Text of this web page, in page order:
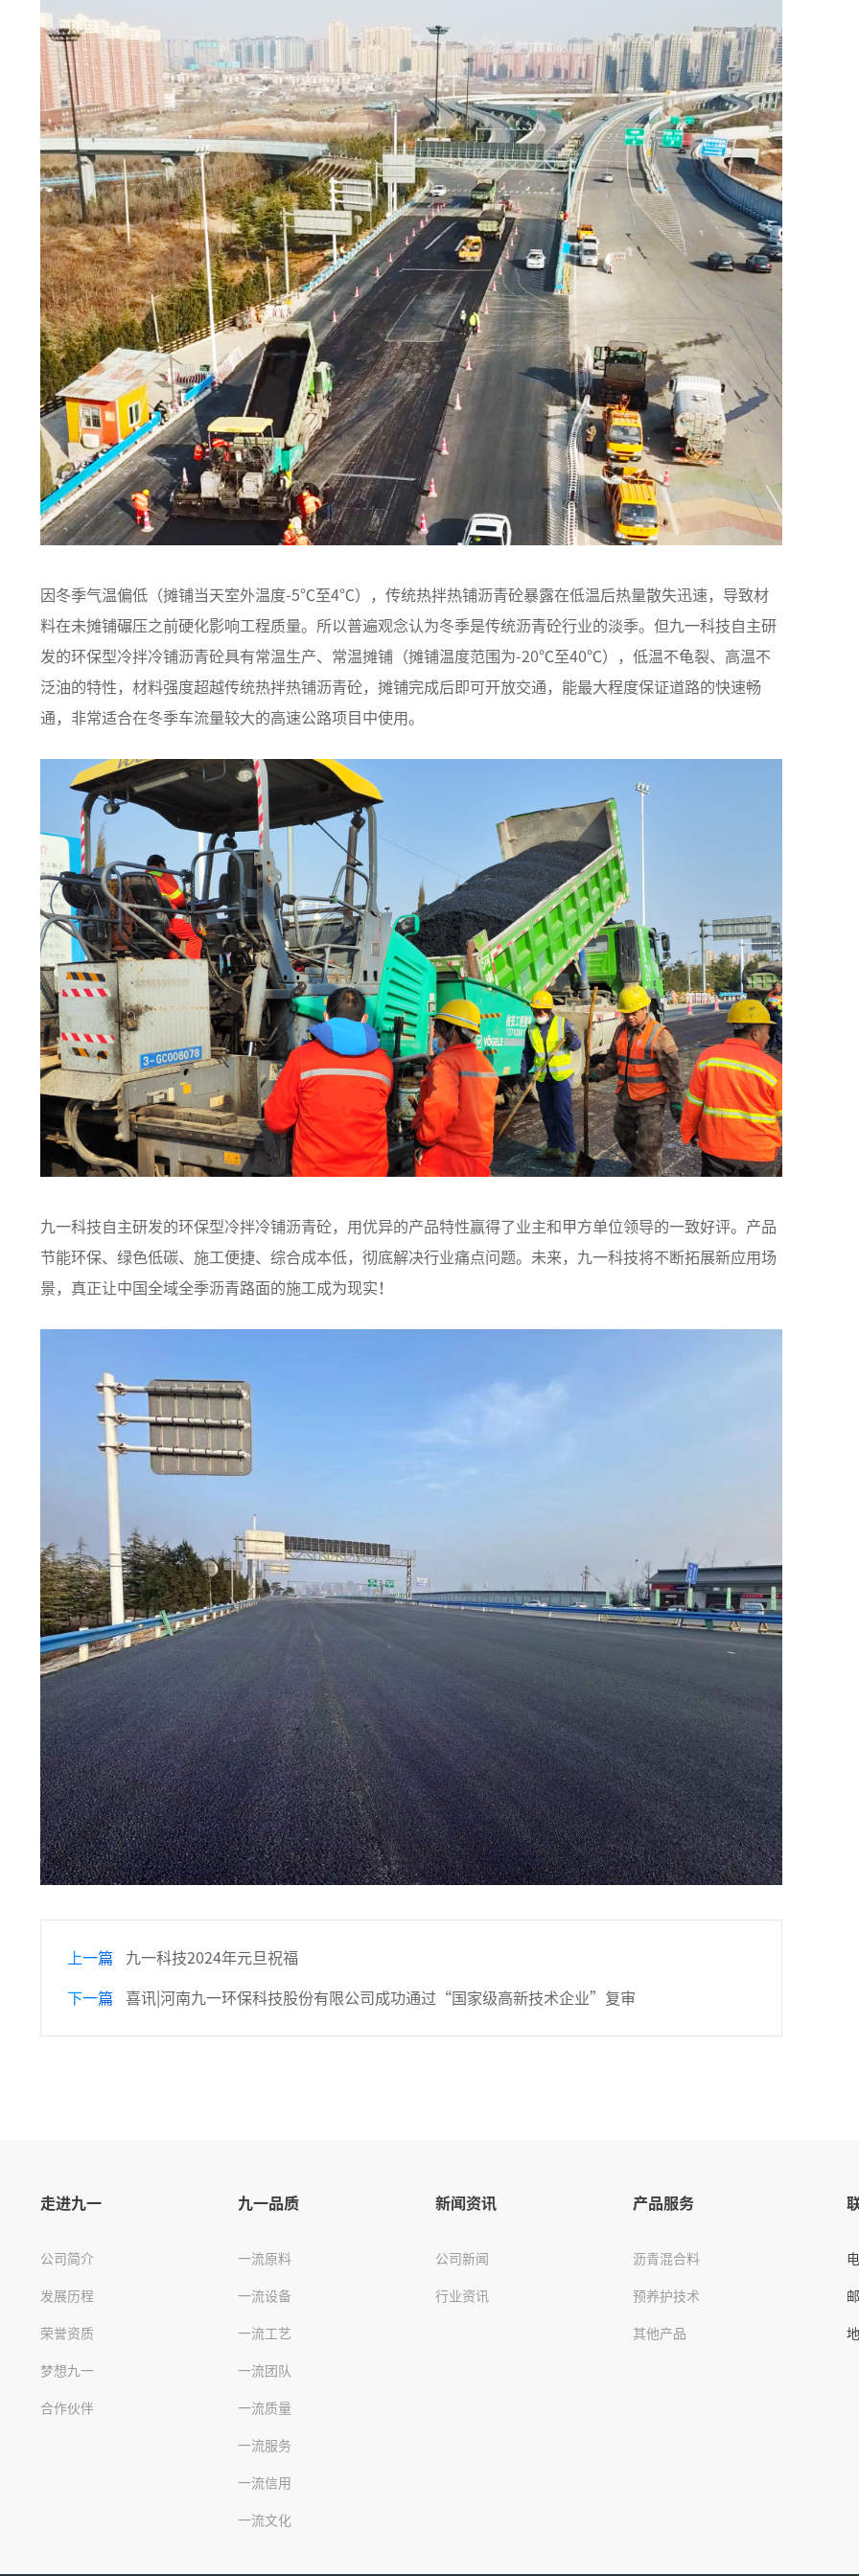
因冬季气温偏低（摊铺当天室外温度-5℃至4℃），传统热拌热铺沥青砼暴露在低温后热量散失迅速，导致材
料在未摊铺碾压之前硬化影响工程质量。所以普遍观念认为冬季是传统沥青砼行业的淡季。但九一科技自主研
发的环保型冷拌冷铺沥青砼具有常温生产、常温摊铺（摊铺温度范围为-20℃至40℃），低温不龟裂、高温不
泛油的特性，材料强度超越传统热拌热铺沥青砼，摊铺完成后即可开放交通，能最大程度保证道路的快速畅
通，非常适合在冬季车流量较大的高速公路项目中使用。
九一科技自主研发的环保型冷拌冷铺沥青砼，用优异的产品特性赢得了业主和甲方单位领导的一致好评。产品
节能环保、绿色低碳、施工便捷、综合成本低，彻底解决行业痛点问题。未来，九一科技将不断拓展新应用场
景，真正让中国全域全季沥青路面的施工成为现实！
上一篇 九一科技2024年元旦祝福
下一篇 喜讯|河南九一环保科技股份有限公司成功通过“国家级高新技术企业”复审
走进九一
公司简介
发展历程
荣誉资质
梦想九一
合作伙伴
九一品质
一流原料
一流设备
一流工艺
一流团队
一流质量
一流服务
一流信用
一流文化
新闻资讯
公司新闻
行业资讯
产品服务
沥青混合料
预养护技术
其他产品